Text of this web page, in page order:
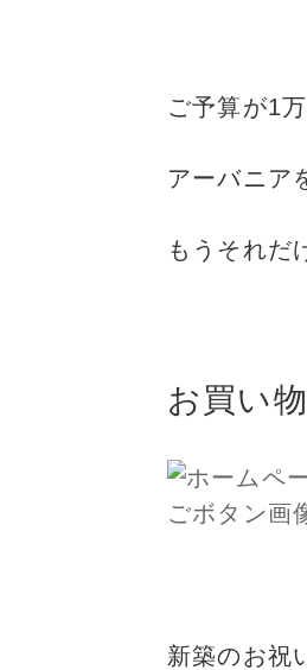
ご予算が1
アーバニア
もうそれだ
お買い
新築のお祝